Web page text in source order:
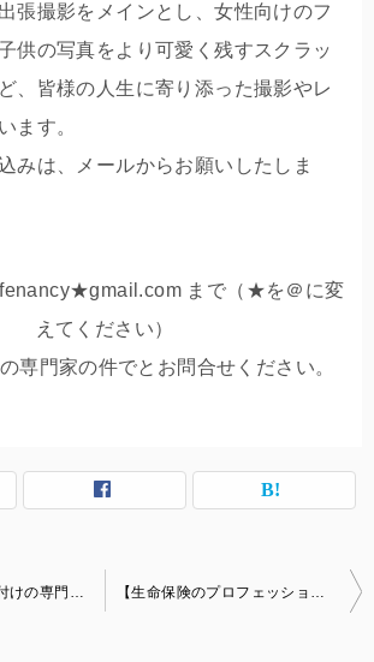
張撮影をメインとし、女性向けのフ
供の写真をより可愛く残すスクラッ
、皆様の人生に寄り添った撮影やレ
ます。
みは、メールからお願いしたしま
まで（★を＠に変
えてください）
専門家の件でとお問合せください。
【 遺品整理・お片付けの専門家 】古川めぐみ 【生命保険のプロフェッショナル】吉田昌弘